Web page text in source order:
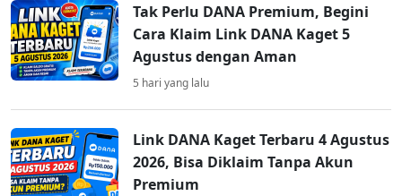
Tak Perlu DANA Premium, Begini
Cara Klaim Link DANA Kaget 5
Agustus dengan Aman
5 hari yang lalu
Link DANA Kaget Terbaru 4 Agustus
2026, Bisa Diklaim Tanpa Akun
Premium